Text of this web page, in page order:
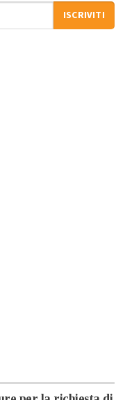
ISCRIVITI